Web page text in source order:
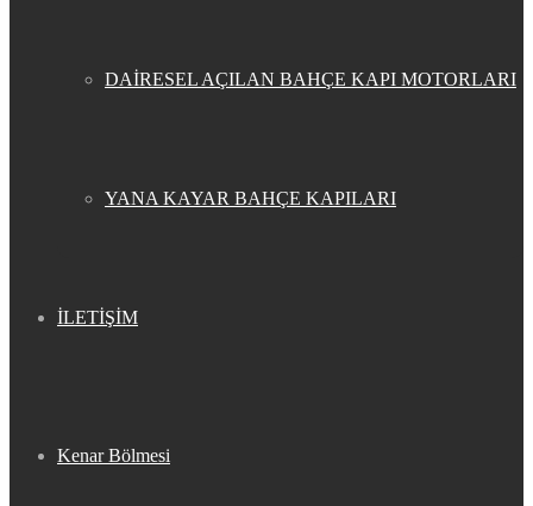
DAİRESEL AÇILAN BAHÇE KAPI MOTORLARI
YANA KAYAR BAHÇE KAPILARI
İLETİŞİM
Kenar Bölmesi